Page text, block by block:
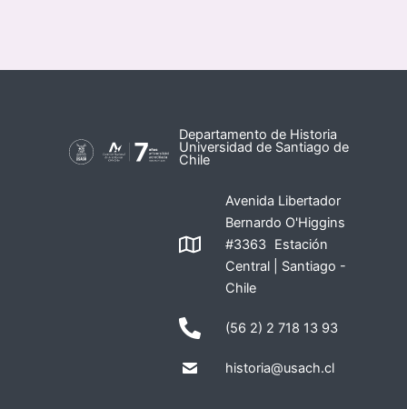
Departamento de Historia
Universidad de Santiago de
Chile
Avenida Libertador
Bernardo O'Higgins
#3363 Estación
Central | Santiago -
Chile
(56 2) 2 718 13 93
historia@usach.cl